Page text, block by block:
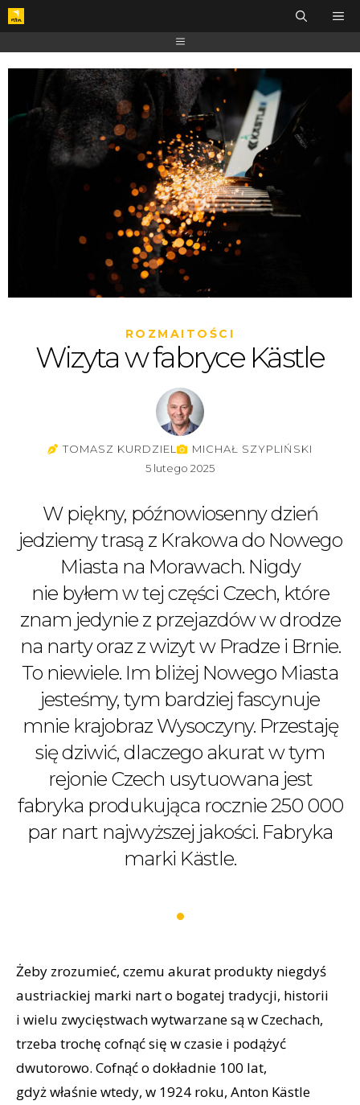
ROZMAITOŚCI
Wizyta w fabryce Kästle
TOMASZ KURDZIEL
MICHAŁ SZYPLIŃSKI
5 lutego 2025
W piękny, późnowiosenny dzień
jedziemy trasą z Krakowa do Nowego
Miasta na Morawach. Nigdy
nie byłem w tej części Czech, które
znam jedynie z przejazdów w drodze
na narty oraz z wizyt w Pradze i Brnie.
To niewiele. Im bliżej Nowego Miasta
jesteśmy, tym bardziej fascynuje
mnie krajobraz Wysoczyny. Przestaję
się dziwić, dlaczego akurat w tym
rejonie Czech usytuowana jest
fabryka produkująca rocznie 250 000
par nart najwyższej jakości. Fabryka
marki Kästle.
Żeby zrozumieć, czemu akurat produkty niegdyś
austriackiej marki nart o bogatej tradycji, historii
i wielu zwycięstwach wytwarzane są w Czechach,
trzeba trochę cofnąć się w czasie i podążyć
dwutorowo. Cofnąć o dokładnie 100 lat,
gdyż właśnie wtedy, w 1924 roku, Anton Kästle